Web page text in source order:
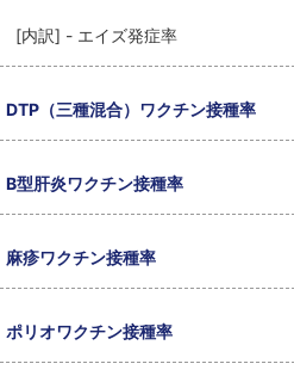
[内訳] - エイズ発症率
DTP（三種混合）ワクチン接種率
B型肝炎ワクチン接種率
麻疹ワクチン接種率
ポリオワクチン接種率